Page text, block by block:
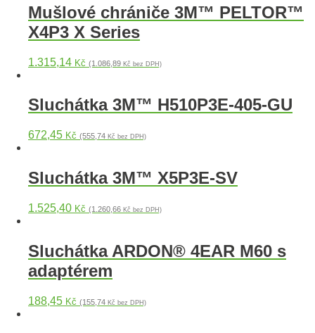
Mušlové chrániče 3M™ PELTOR™
X4P3 X Series
1.315,14 Kč (1.086,89 Kč bez DPH)
Sluchátka 3M™ H510P3E-405-GU
672,45 Kč (555,74 Kč bez DPH)
Sluchátka 3M™ X5P3E-SV
1.525,40 Kč (1.260,66 Kč bez DPH)
Sluchátka ARDON® 4EAR M60 s
adaptérem
188,45 Kč (155,74 Kč bez DPH)